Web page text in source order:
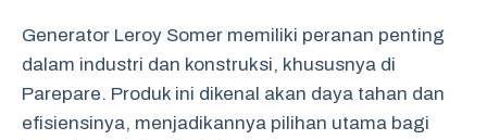
Generator Leroy Somer memiliki peranan penting
dalam industri dan konstruksi, khususnya di
Parepare. Produk ini dikenal akan daya tahan dan
efisiensinya, menjadikannya pilihan utama bagi